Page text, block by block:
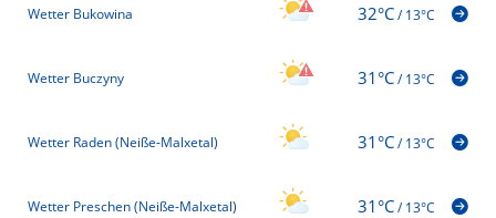
Wetter Bukowina 32°C/13°C
Wetter Buczyny 31°C/13°C
Wetter Raden (Neiße-Malxetal) 31°C/13°C
Wetter Preschen (Neiße-Malxetal) 31°C/13°C